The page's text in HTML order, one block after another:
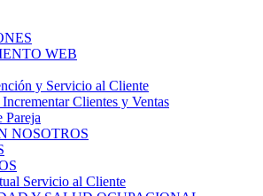
WEB
y Servicio al Cliente
Clientes y Ventas
Pareja
NOSOTROS
Servicio al Cliente